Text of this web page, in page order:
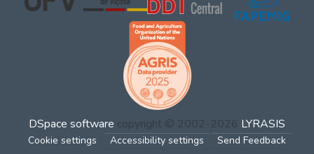
DSpace software copyright © 2002-2026 LYRASIS
Cookie settings Accessibility settings Send Feedback